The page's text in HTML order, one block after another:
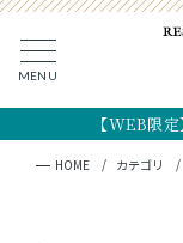
MENU
【WEB限
CLOSE
キーワード検索
全ての商品
HOME カテゴリ